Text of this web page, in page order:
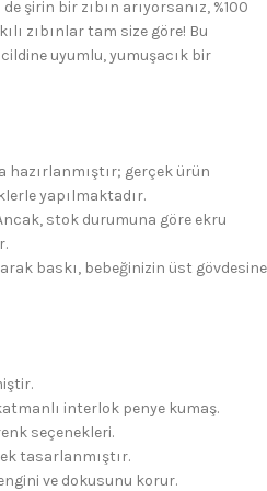
şirin bir zıbın arıyorsanız, %100
zıbınlar tam size göre! Bu
uyumlu, yumuşacık bir
gerçek ürün
yapılmaktadır.
stok durumuna göre ekru
baskı, bebeğinizin üst gövdesine
interlok penye kumaş.
seçenekleri.
tasarlanmıştır.
ve dokusunu korur.